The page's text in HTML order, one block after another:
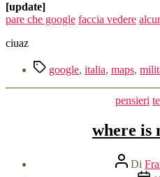
[update]
pare che google faccia vedere
ciuaz
Tag google, italia, maps,
pensieri
where is
Autore
articolo
Di